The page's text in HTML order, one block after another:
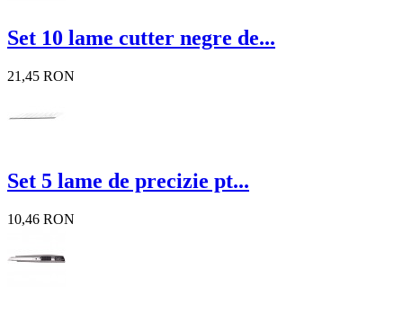
Set 10 lame cutter negre de...
21,45 RON
Set 5 lame de precizie pt...
10,46 RON